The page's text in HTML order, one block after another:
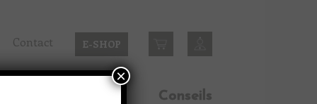
Contact E-SHOP
Conseils
×